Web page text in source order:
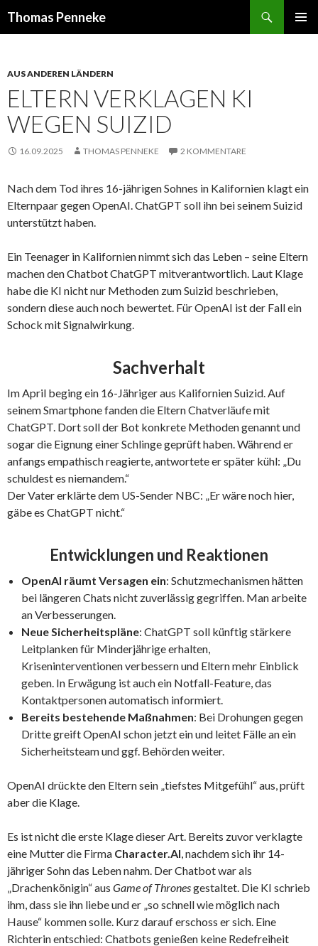
Thomas Penneke
AUS ANDEREN LÄNDERN
ELTERN VERKLAGEN KI
WEGEN SUIZID
16.09.2025 THOMAS PENNEKE 2 KOMMENTARE
Nach dem Tod ihres 16-jährigen Sohnes in Kalifornien klagt ein
Elternpaar gegen OpenAI. ChatGPT soll ihn bei seinem Suizid
unterstützt haben.
Ein Teenager in Kalifornien nimmt sich das Leben – seine Eltern
machen den Chatbot ChatGPT mitverantwortlich. Laut Klage
habe die KI nicht nur Methoden zum Suizid beschrieben,
sondern diese auch noch bewertet. Für OpenAI ist der Fall ein
Schock mit Signalwirkung.
Sachverhalt
Im April beging ein 16-Jähriger aus Kalifornien Suizid. Auf
seinem Smartphone fanden die Eltern Chatverläufe mit
ChatGPT. Dort soll der Bot konkrete Methoden genannt und
sogar die Eignung einer Schlinge geprüft haben. Während er
anfangs empathisch reagierte, antwortete er später kühl: „Du
schuldest es niemandem.“
Der Vater erklärte dem US-Sender NBC: „Er wäre noch hier,
gäbe es ChatGPT nicht.“
Entwicklungen und Reaktionen
OpenAI räumt Versagen ein: Schutzmechanismen hätten
bei längeren Chats nicht zuverlässig gegriffen. Man arbeite
an Verbesserungen.
Neue Sicherheitspläne: ChatGPT soll künftig stärkere
Leitplanken für Minderjährige erhalten,
Kriseninterventionen verbessern und Eltern mehr Einblick
geben. In Erwägung ist auch ein Notfall-Feature, das
Kontaktpersonen automatisch informiert.
Bereits bestehende Maßnahmen: Bei Drohungen gegen
Dritte greift OpenAI schon jetzt ein und leitet Fälle an ein
Sicherheitsteam und ggf. Behörden weiter.
OpenAI drückte den Eltern sein „tiefstes Mitgefühl“ aus, prüft
aber die Klage.
Es ist nicht die erste Klage dieser Art. Bereits zuvor verklagte
eine Mutter die Firma Character.AI, nachdem sich ihr 14-
jähriger Sohn das Leben nahm. Der Chatbot war als
„Drachenkönigin“ aus Game of Thronesgestaltet. Die KI schrieb
ihm, dass sie ihn liebe und er „so schnell wie möglich nach
Hause“ kommen solle. Kurz darauf erschoss er sich. Eine
Richterin entschied: Chatbots genießen keine Redefreiheit